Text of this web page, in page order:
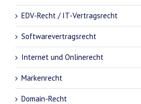
EDV-Recht / IT-Vertragsrecht
Softwarevertragsrecht
Internet und Onlinerecht
Markenrecht
Domain-Recht